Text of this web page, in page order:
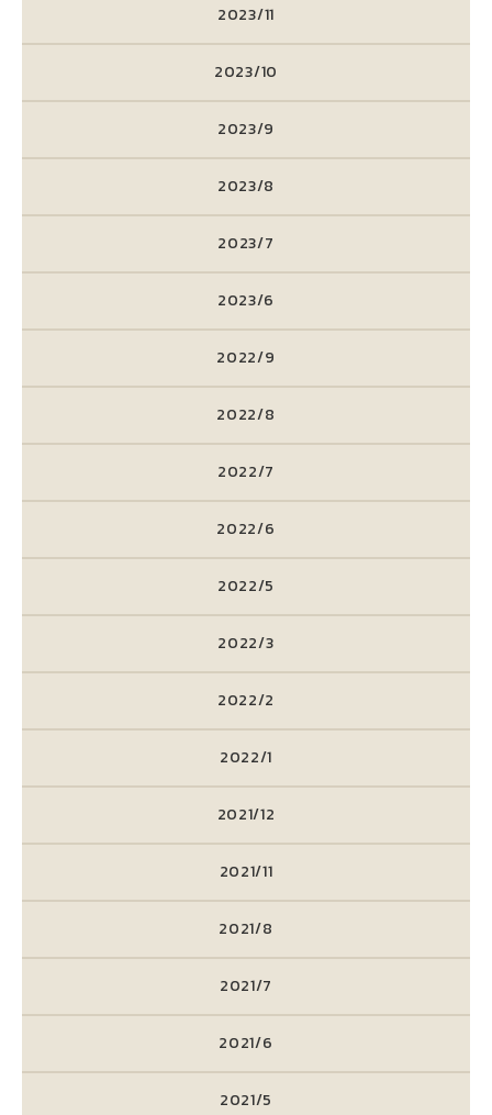
2023/11
2023/10
2023/9
2023/8
2023/7
2023/6
2022/9
2022/8
2022/7
2022/6
2022/5
2022/3
2022/2
2022/1
2021/12
2021/11
2021/8
2021/7
2021/6
2021/5